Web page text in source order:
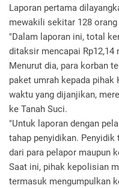
Laporan pertama
mewakili sekitar 128 orang
"Dalam laporan ini, total
ditaksir mencapai Rp12,14
​Menurut dia, para korban
paket umrah kepada pihak
waktu yang dijanjikan,
ke Tanah Suci.
​"Untuk laporan dengan
tahap penyidikan.
dari para pelapor maupun
​Saat ini, pihak kepolisian
termasuk mengumpulkan